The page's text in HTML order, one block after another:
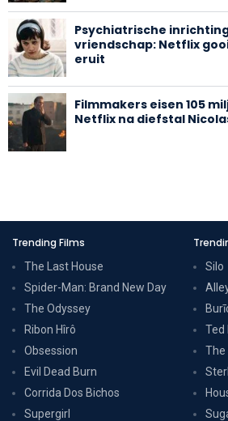
Psychiatrische
vriendschap: Netflix
eruit
Filmmakers eisen 105
Netflix na diefstal
Trending Films
The Last House
Spider-Man: Brand New Day
The Odyssey
Ribon Hîrô
Obsession
Evil Dead Burn
Corrida Dos Bichos
Supergirl
Silo
Ted
The